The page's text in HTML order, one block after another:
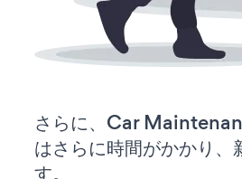
さらに、Car
はさらに時間がかかり、
す。